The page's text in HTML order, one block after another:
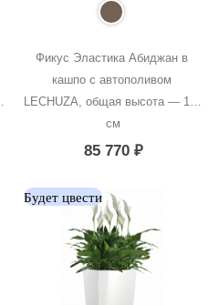
Фикус Эластика Абиджан в
кашпо с автополивом
LECHUZA, общая высота — 190
см
85 770 ₽
Будет цвести